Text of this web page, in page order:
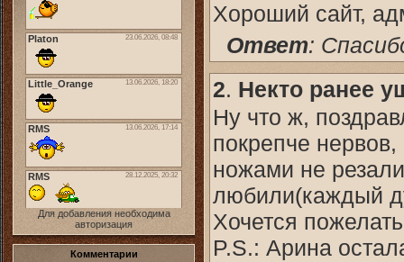
Для добавления необходима
авторизация
Комментарии
Хороший сайт,
Ответ:
2. Некто ранее
Ну что ж,
покрепче
ножами не
любили(каждый
Хочется
P.S.: Арина